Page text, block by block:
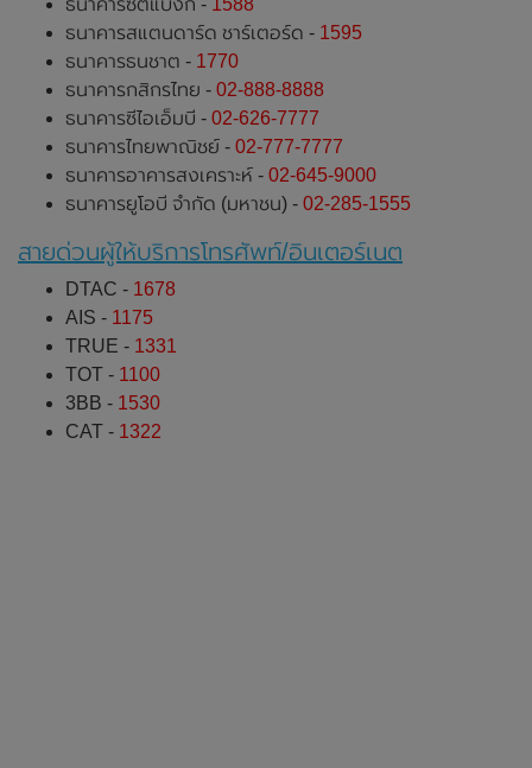
ธนาคารสแตนดาร์ด ชาร์เตอร์ด - 1595
ธนาคารธนชาต - 1770
ธนาคารกสิกรไทย - 02-888-8888
ธนาคารซีไอเอ็มบี - 02-626-7777
ธนาคารไทยพาณิชย์ - 02-777-7777
ธนาคารอาคารสงเคราะห์ - 02-645-9000
ธนาคารยูโอบี จำกัด (มหาชน) - 02-285-1555
สายด่วนผู้ให้บริการโทรศัพท์/อินเตอร์เนต
DTAC - 1678
AIS - 1175
TRUE - 1331
TOT - 1100
3BB - 1530
CAT - 1322